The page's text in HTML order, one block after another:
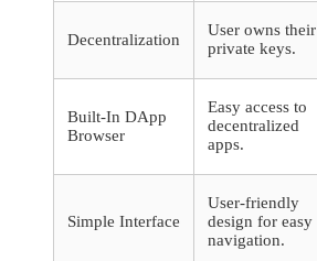
Decentralization
User owns their
private keys.
Built-In DApp
Browser
Easy access to
decentralized
apps.
Simple Interface
User-friendly
design for easy
navigation.